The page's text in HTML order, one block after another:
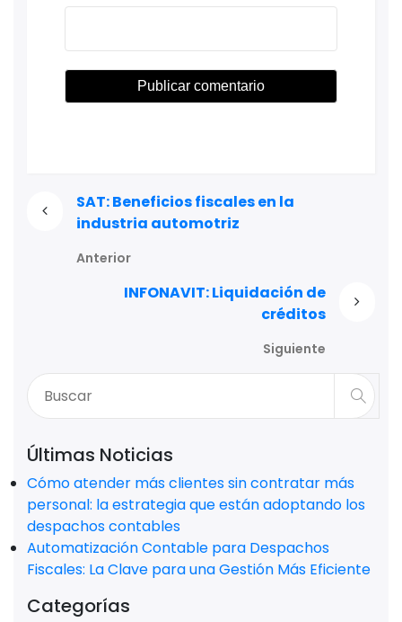
SAT: Beneficios fiscales en la
industria automotriz
Anterior
INFONAVIT: Liquidación de
créditos
Siguiente
Últimas Noticias
Cómo atender más clientes sin contratar más
personal: la estrategia que están adoptando los
despachos contables
Automatización Contable para Despachos
Fiscales: La Clave para una Gestión Más Eficiente
Categorías